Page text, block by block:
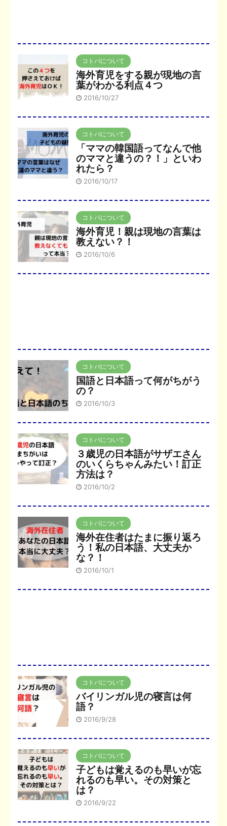
コトバについて
海外育児をする親が現地の言
葉がわかる利点４つ
2016/10/27
コトバについて
「ママの韓国語ってなんで他
のママと違うの？！」といわ
れたら？
2016/10/17
コトバについて
海外育児！親は現地の言葉は
教えない？！
2016/10/6
コトバについて
国語と日本語って何がちがう
の？
2016/10/3
コトバについて
３歳児の日本語がサザエさん
のいくらちゃんみたい！訂正
方法は？
2016/10/2
コトバについて
海外在住者はたまに振り返ろ
う！私の日本語、大丈夫か
な？！
2016/10/1
コトバについて
バイリンガル児の寝言は何
語？
2016/9/28
コトバについて
子どもは覚えるのも早いが忘
れるのも早い。その対策と
は？
2016/9/22